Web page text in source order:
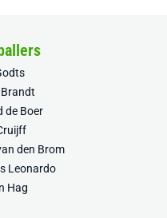
de Boer
den Brom
Leonardo
Hag